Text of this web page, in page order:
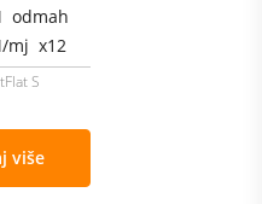
odmah
mj x12
S
više